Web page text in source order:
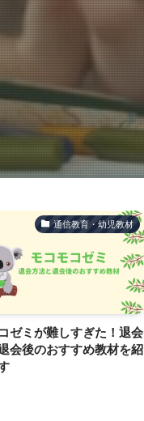
通信教育・幼児教材
ゼミが難しすぎた！退会
会後のおすすめ教材を紹